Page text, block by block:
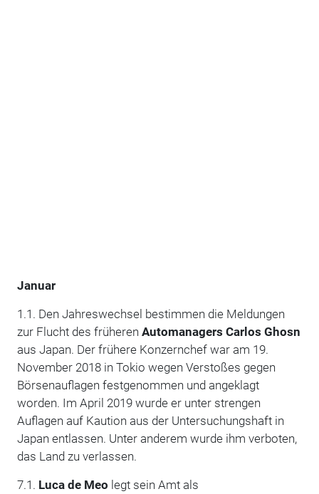
Januar
1.1. Den Jahreswechsel bestimmen die Meldungen
zur Flucht des früheren Automanagers Carlos Ghosn
aus Japan. Der frühere Konzernchef war am 19.
November 2018 in Tokio wegen Verstoßes gegen
Börsenauflagen festgenommen und angeklagt
worden. Im April 2019 wurde er unter strengen
Auflagen auf Kaution aus der Untersuchungshaft in
Japan entlassen. Unter anderem wurde ihm verboten,
das Land zu verlassen.
7.1. Luca de Meo legt sein Amt als